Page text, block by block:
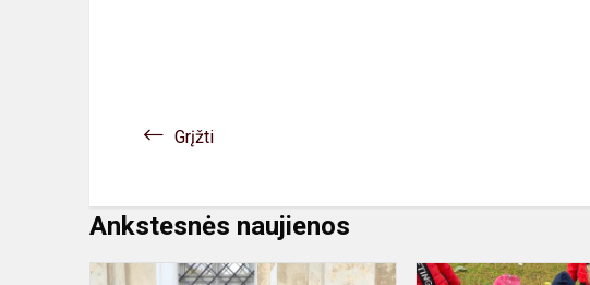
Grįžti
Ankstesnės naujienos
VDM